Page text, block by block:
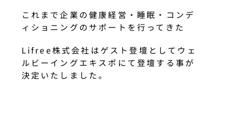
これまで企業の健康経営・睡眠・コンデ
ィショニングのサポートを行ってきた
Lifree株式会社はゲスト登壇としてウェ
ルビーイングエキスポにて登壇する事が
決定いたしました。